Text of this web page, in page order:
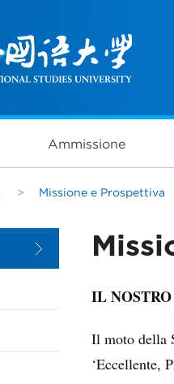
Ammissione
> Missione e Prospettiva
IL
Il moto della
‘Eccellente,